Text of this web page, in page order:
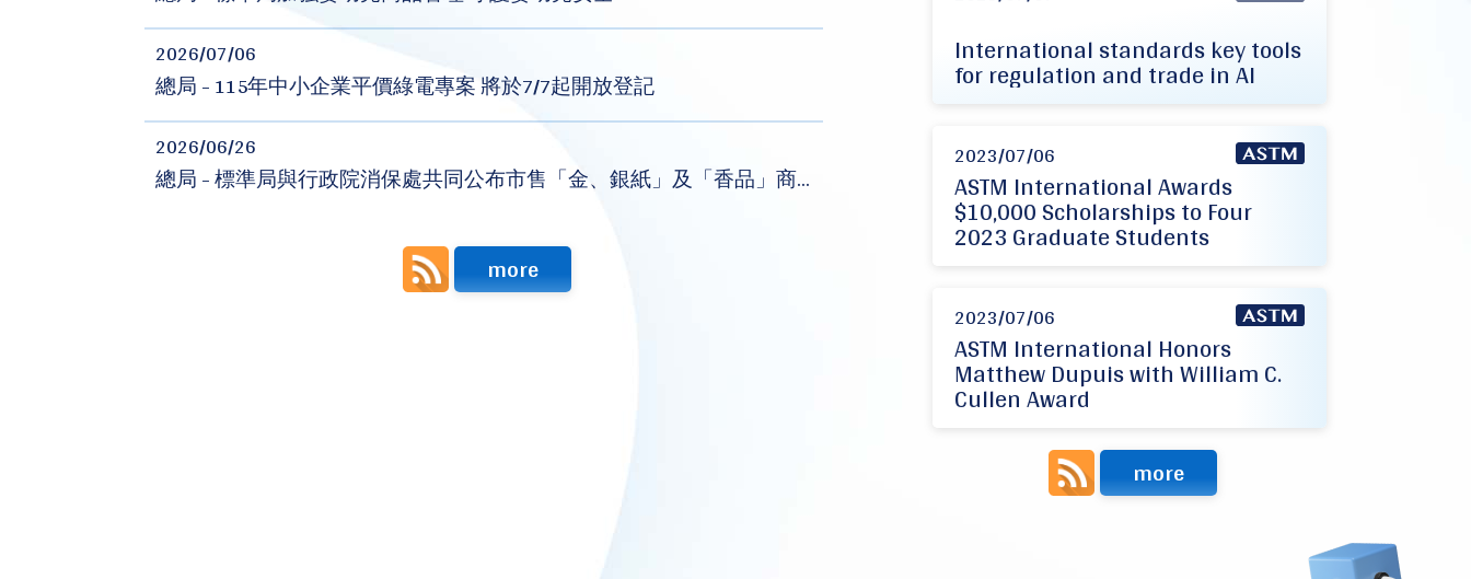
2026/07/06
總局 - 115年中小企業平價綠電專案 將於7/7起開放登記
2026/06/26
總局 - 標準局與行政院消保處共同公布市售「金、銀紙」及「香品」商品檢測結果
more
International standards key tools
for regulation and trade in AI
2023/07/06
ASTM International Awards
$10,000 Scholarships to Four
2023 Graduate Students
2023/07/06
ASTM International Honors
Matthew Dupuis with William C.
Cullen Award
more